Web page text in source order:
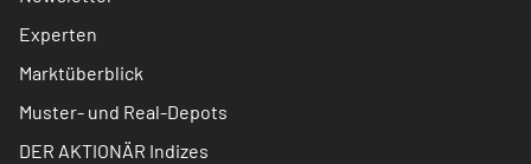
Experten
Marktüberblick
Muster- und Real-Depots
DER AKTIONÄR Indizes